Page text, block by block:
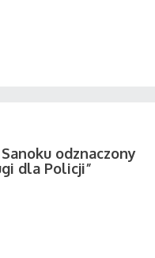
odznaczony
dla Policji”